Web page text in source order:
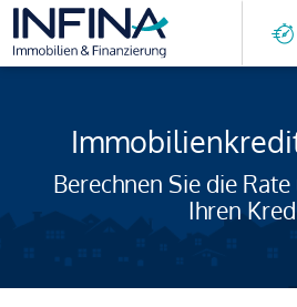
Berechnen Sie die
Ihren